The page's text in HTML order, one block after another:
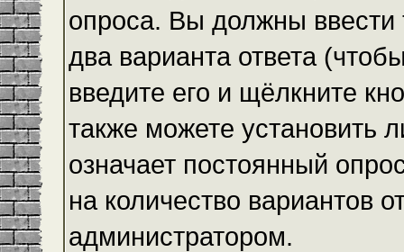
опроса. Вы должны
два варианта ответа
введите его и щёлкните
также можете установить
означает постоянный
на количество вариантов
администратором.